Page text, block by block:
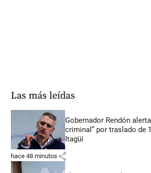
Las más leídas
Gobernador Rendón
criminal” por traslado de
Itagüí
hace 48 minutos share